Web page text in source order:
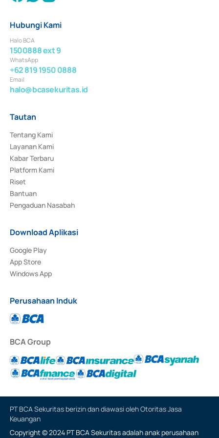
Hubungi Kami
Halo BCA
1500888 ext 9
WhatsApp
+62 819 1950 0888
Email
halo@bcasekuritas.id
Tautan
Tentang Kami
Layanan Kami
Kabar Terbaru
Platform Kami
Riset
Bantuan
Pengaduan Nasabah
Download Aplikasi
Google Play
App Store
Windows App
Perusahaan Induk
BCA Group
PT BCA Sekuritas berizin dan diawasi oleh Otoritas Jasa
Keuangan
Copyright © 2024 PT BCA Sekuritas adalah anak perusahaan